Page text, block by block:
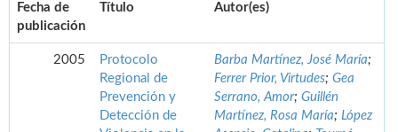
Fecha de
publicación
Título Autor(es)
2005
Protocolo
Regional de
Prevención y
Detección de
Barba Martínez, José María;
Ferrer Prior, Virtudes; Gea
Serrano, Amor; Guillén
Martínez, Rosa María; López